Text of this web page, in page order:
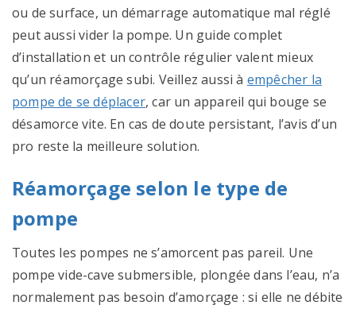
ou de surface, un démarrage automatique mal réglé
peut aussi vider la pompe. Un guide complet
d’installation et un contrôle régulier valent mieux
qu’un réamorçage subi. Veillez aussi à empêcher la
pompe de se déplacer, car un appareil qui bouge se
désamorce vite. En cas de doute persistant, l’avis d’un
pro reste la meilleure solution.
Réamorçage selon le type de
pompe
Toutes les pompes ne s’amorcent pas pareil. Une
pompe vide-cave submersible, plongée dans l’eau, n’a
normalement pas besoin d’amorçage : si elle ne débite